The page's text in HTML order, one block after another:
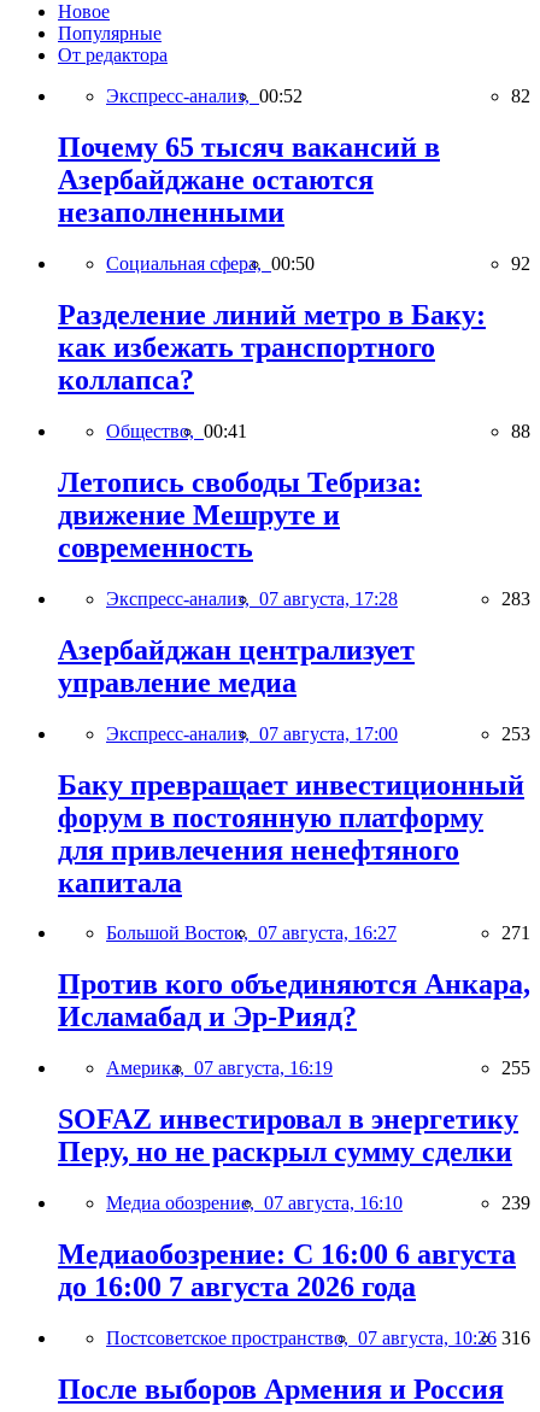
Новое
Популярные
От редактора
Экспресс-анализ, 00:52 82
Почему 65 тысяч вакансий в
Азербайджане остаются
незаполненными
Социальная сфера, 00:50 92
Разделение линий метро в Баку:
как избежать транспортного
коллапса?
Общество, 00:41 88
Летопись свободы Тебриза:
движение Мешруте и
современность
Экспресс-анализ, 07 августа, 17:28 283
Азербайджан централизует
управление медиа
Экспресс-анализ, 07 августа, 17:00 253
Баку превращает инвестиционный
форум в постоянную платформу
для привлечения ненефтяного
капитала
Большой Восток, 07 августа, 16:27 271
Против кого объединяются Анкара,
Исламабад и Эр-Рияд?
Америка, 07 августа, 16:19 255
SOFAZ инвестировал в энергетику
Перу, но не раскрыл сумму сделки
Медиа обозрение, 07 августа, 16:10 239
Медиаобозрение: С 16:00 6 августа
до 16:00 7 августа 2026 года
Постсоветское пространство, 07 августа, 10:26 316
После выборов Армения и Россия